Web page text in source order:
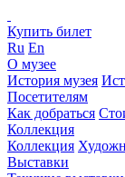
Купить билет
Ru En
О музее
История музея
Посетителям
Как добраться
Коллекция
Коллекция
Выставки